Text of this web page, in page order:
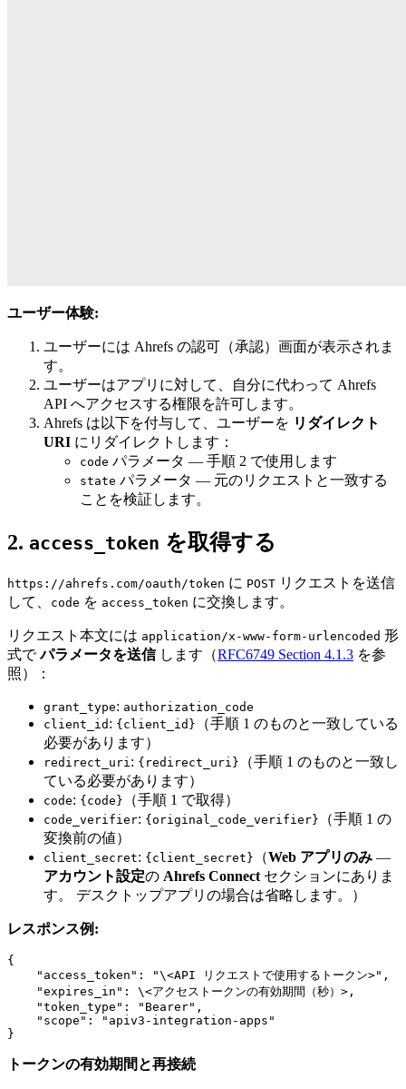
ユーザー体験:
ユーザーには Ahrefs の認可（承認）画面が表示されま
す。
ユーザーはアプリに対して、自分に代わって Ahrefs
API へアクセスする権限を許可します。
Ahrefs は以下を付与して、ユーザーを リダイレクト
URI にリダイレクトします：
code パラメータ — 手順 2 で使用します
state パラメータ — 元のリクエストと一致する
ことを検証します。
2. access_token を取得する
https://ahrefs.com/oauth/token に POST リクエストを送信
して、
code を access_token に交換します。
リクエスト本文には application/x-www-form-urlencoded 形
式でパラメータを送信します（RFC6749 Section 4.1.3 を参
照）：
grant_type: authorization_code
client_id : {client_id}
（手順 1 のものと一致している
必要があります）
redirect_uri: {redirect_uri}
（手順 1 のものと一致し
ている必要があります）
code: {code} （手順 1 で取得）
code_verifier: {original_code_verifier}
（手順 1 の
変換前の値）
client_secret: {client_secret} （Web アプリのみ —
アカウント設定の Ahrefs Connectセクションにありま
す。 デスクトップアプリの場合は省略します。）
レスポンス例:
{
    "access_token": "\<API リクエストで使用するトークン>",
    "expires_in": \<アクセストークンの有効期間（秒）>,
    "token_type": "Bearer",
    "scope": "apiv3-integration-apps"
トークンの有効期間と再接続